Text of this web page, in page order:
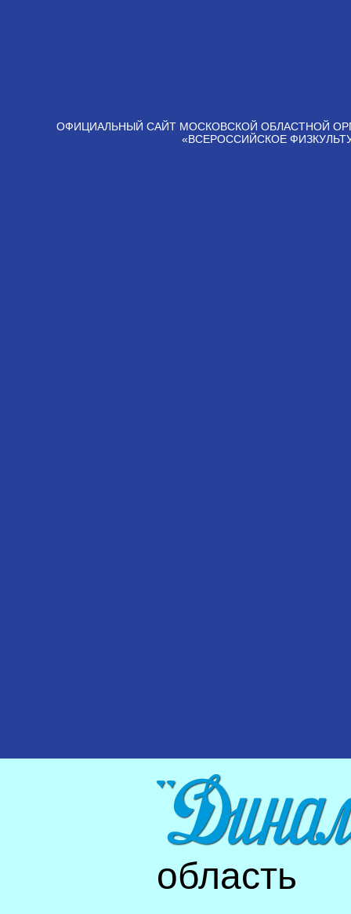
ОФИЦИАЛЬНЫЙ САЙТ МОСКОВСКОЙ ОБЛАСТНОЙ
«ВСЕРОССИЙСКОЕ
область